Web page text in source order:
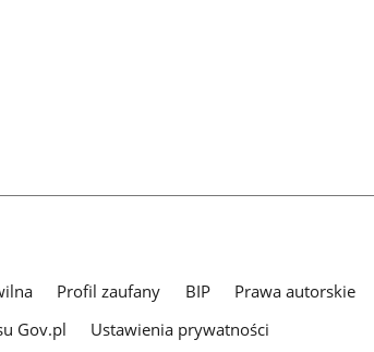
Profil zaufany BIP Prawa autorskie
Gov.pl
Ustawienia prywatności